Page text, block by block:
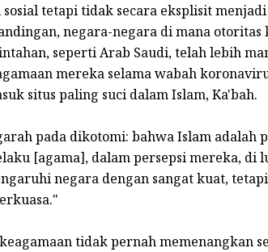
tetapi tidak secara eksplisit
negara-negara di mana
seperti Arab Saudi, telah lebih
mereka selama wabah
situs paling suci dalam Islam, Ka'bah.
pada dikotomi: bahwa Islam adalah
[agama], dalam persepsi mereka, di
negara dengan sangat kuat,
tidak pernah memenangkan